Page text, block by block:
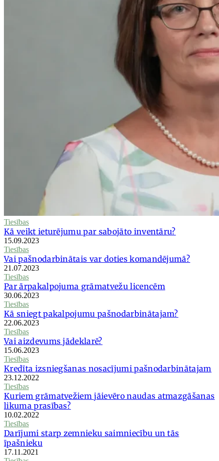
Tiesības
Kā veikt ieturējumu par sabojāto inventāru?
15.09.2023
Tiesības
Vai pašnodarbinātais var doties komandējumā?
21.07.2023
Tiesības
Par ārpakalpojuma grāmatvežu licencēm
30.06.2023
Tiesības
Kā sniegt pakalpojumu pašnodarbinātajam?
22.06.2023
Tiesības
Vai aizdevums jādeklarē?
15.06.2023
Tiesības
Kredīta izsniegšanas nosacījumi pašnodarbinātajam
23.12.2022
Tiesības
Kuriem grāmatvežiem jāievēro naudas atmazgāšanas
likuma prasības?
10.02.2022
Tiesības
Darījumi starp zemnieku saimniecību un tās
īpašnieku
17.11.2021